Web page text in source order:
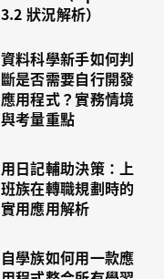
3.2 狀況解析）
資料科學新手如何判
斷是否需要自行開發
應用程式？實務情境
與考量重點
用日記輔助決策：上
班族在轉職規劃時的
實用應用解析
自學族如何用一款應